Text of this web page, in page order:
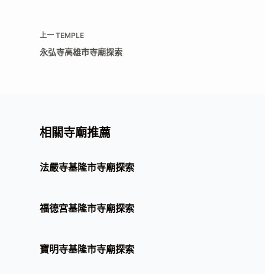
上一TEMPLE
永弘寺高雄市寺廟探索
相關寺廟推薦
法嚴寺基隆市寺廟探索
福德宮基隆市寺廟探索
寶明寺基隆市寺廟探索